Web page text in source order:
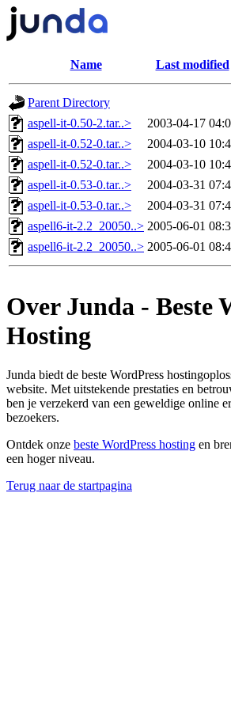
Name Last modified
Parent Directory
aspell-it-0.50-2.tar..>
2003-04-17
aspell-it-0.52-0.tar..>
2004-03-10
aspell-it-0.52-0.tar..>
2004-03-10
aspell-it-0.53-0.tar..>
2004-03-31
aspell-it-0.53-0.tar..>
2004-03-31
aspell6-it-2.2_20050..> 2005-06-01
aspell6-it-2.2_20050..> 2005-06-01
Over Junda - Beste
Hosting
Junda biedt de beste WordPress
website. Met uitstekende prestaties en
ben je verzekerd van een geweldige online
bezoekers.
Ontdek onze beste WordPress hosting en
een hoger niveau.
Terug naar de startpagina